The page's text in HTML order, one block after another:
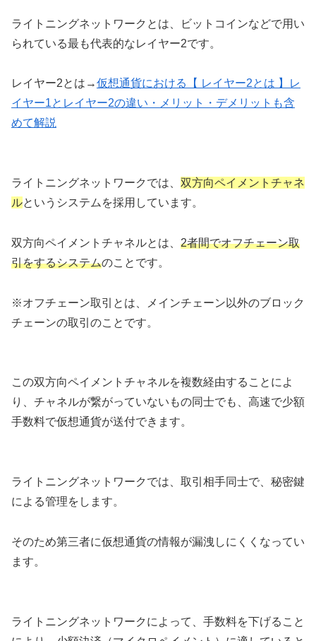
ライトニングネットワークとは、ビットコインなどで用い
られている最も代表的なレイヤー2です。
レイヤー2とは→仮想通貨における【 レイヤー2とは 】レ
イヤー1とレイヤー2の違い・メリット・デメリットも含
めて解説
ライトニングネットワークでは、 双方向ペイメントチャネ
ルというシステムを採用しています。
双方向ペイメントチャネルとは、 2者間でオフチェーン取
引をするシステムのことです。
※オフチェーン取引とは、メインチェーン以外のブロック
チェーンの取引のことです。
この双方向ペイメントチャネルを複数経由することによ
り、チャネルが繋がっていないもの同士でも、高速で少額
手数料で仮想通貨が送付できます。
ライトニングネットワークでは、取引相手同士で、秘密鍵
による管理をします。
そのため第三者に仮想通貨の情報が漏洩しにくくなってい
ます。
ライトニングネットワークによって、手数料を下げること